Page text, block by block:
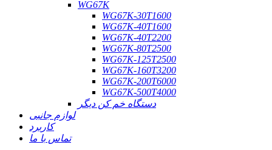
WG67K
WG67K-30T1600
WG67K-40T1600
WG67K-40T2200
WG67K-80T2500
WG67K-125T2500
WG67K-160T3200
WG67K-200T6000
WG67K-500T4000
دستگاه خم کن دیگر
لوازم جانبی
کاربرد
تماس با ما